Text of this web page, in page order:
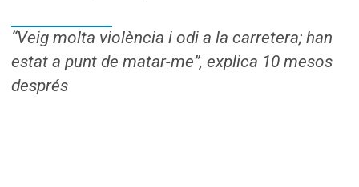
“Veig molta violència i odi a la carretera; han
estat a punt de matar-me”, explica 10 mesos
després